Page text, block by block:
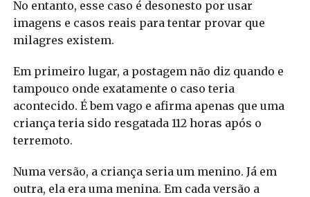
No entanto, esse caso é desonesto por usar
imagens e casos reais para tentar provar que
milagres existem.
Em primeiro lugar, a postagem não diz quando e
tampouco onde exatamente o caso teria
acontecido. É bem vago e afirma apenas que uma
criança teria sido resgatada 112 horas após o
terremoto.
Numa versão, a criança seria um menino. Já em
outra, ela era uma menina. Em cada versão a